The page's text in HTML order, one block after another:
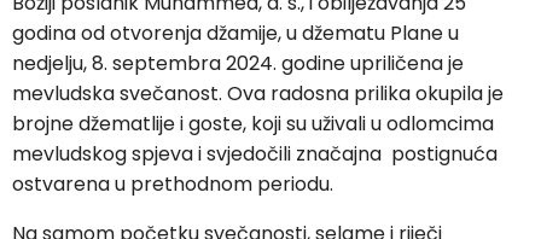
godina od otvorenja džamije, u džematu Plane u
nedjelju, 8. septembra 2024. godine upriličena je
mevludska svečanost. Ova radosna prilika okupila je
brojne džematlije i goste, koji su uživali u odlomcima
mevludskog spjeva i svjedočili značajna postignuća
ostvarena u prethodnom periodu.